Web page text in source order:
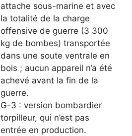
attache sous-marine et avec
la totalité de la charge
offensive de guerre (3 300
kg de bombes) transportée
dans une soute ventrale en
bois ; aucun appareil n’a été
achevé avant la fin de la
guerre.
G-3 : version bombardier
torpilleur, qui n’est pas
entrée en production.